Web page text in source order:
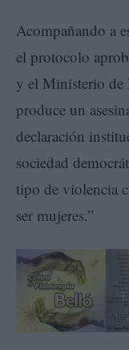
Acompañando a
el protocolo
y el Ministerio de
produce un
declaración
sociedad
tipo de violencia
ser mujeres.”